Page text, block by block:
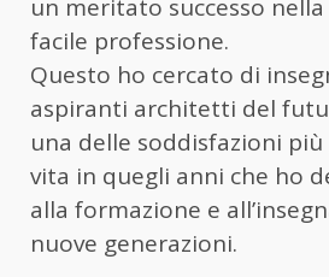
un meritato successo
facile professione.
Questo ho cercato di
aspiranti architetti del
una delle soddisfazioni
vita in quegli anni che ho
alla formazione e
nuove generazioni.